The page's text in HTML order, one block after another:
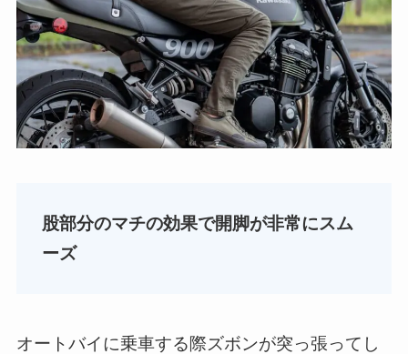
股部分のマチの効果で開脚が非常にスム
ーズ
オートバイに乗車する際ズボンが突っ張ってし